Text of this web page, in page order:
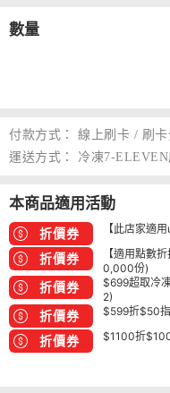
數量
付款方式：
線上刷卡 / 刷
運送方式：
冷凍7-
本商品適用活動
折價券 【此店家適
折價券
【適用點數
0,000份)
折價券
$699超取冷
2)
折價券 $599折$50
折價券 $1100折